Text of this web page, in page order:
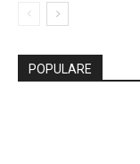
POPULARE